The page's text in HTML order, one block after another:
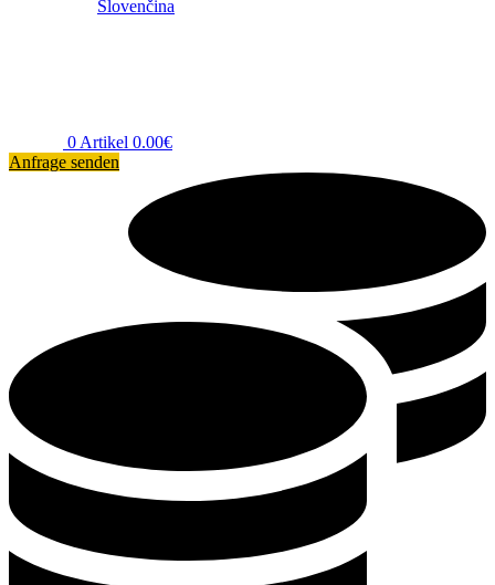
Slovenčina
0 Artikel 0.00€
Anfrage senden